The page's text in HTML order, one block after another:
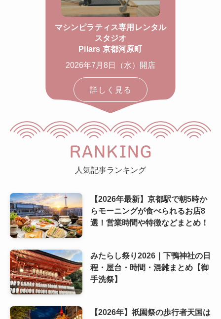
マシンピラティス専用レンタル
スタジオ
Pilars 京都河原町
2026年7月8日（水）開店
詳しく見る
RANKING
人気記事ランキング
【2026年最新】京都駅で朝5時か
らモーニングが食べられるお店8
選！営業時間や特徴などまとめ！
みたらし祭り2026｜下鴨神社の日
程・屋台・時間・混雑まとめ【御
手洗祭】
【2026年】祇園祭の歩行者天国は